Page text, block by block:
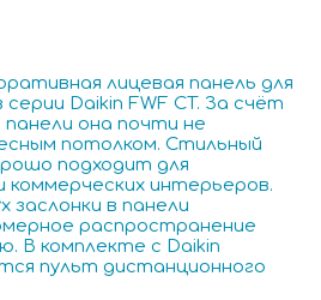
лицевая панель для
Daikin FWF CT. За счёт
она почти не
потолком. Стильный
подходит для
интерьеров.
заслонки в панели
распространение
В комплекте с Daikin
пульт дистанционного